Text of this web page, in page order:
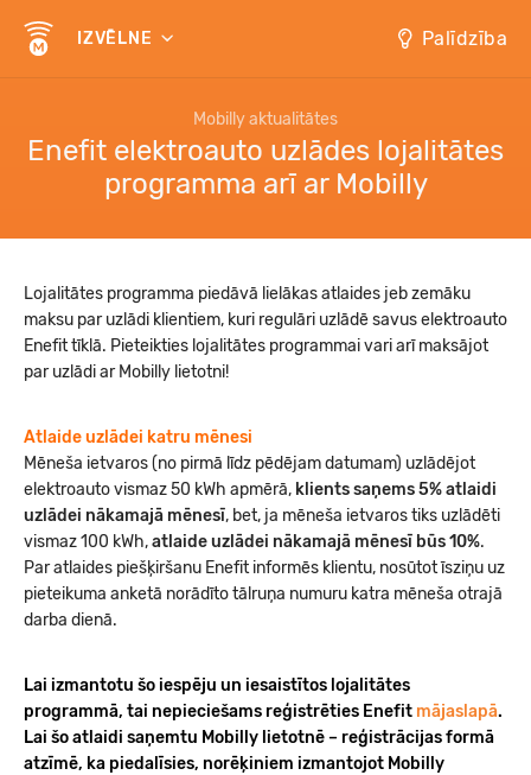
IZVĒLNE Palīdzība
Mobilly aktualitātes
Enefit elektroauto uzlādes lojalitātes
programma arī ar Mobilly
Lojalitātes programma piedāvā lielākas atlaides jeb zemāku
maksu par uzlādi klientiem, kuri regulāri uzlādē savus elektroauto
Enefit tīklā. Pieteikties lojalitātes programmai vari arī maksājot
par uzlādi ar Mobilly lietotni!
Atlaide uzlādei katru mēnesi
Mēneša ietvaros (no pirmā līdz pēdējam datumam) uzlādējot
elektroauto vismaz 50 kWh apmērā, klients saņems 5% atlaidi
uzlādei nākamajā mēnesī, bet, ja mēneša ietvaros tiks uzlādēti
vismaz 100 kWh,atlaide uzlādei nākamajā mēnesī būs 10%.
Par atlaides piešķiršanu Enefit informēs klientu, nosūtot īsziņu uz
pieteikuma anketā norādīto tālruņa numuru katra mēneša otrajā
darba dienā.
Lai izmantotu šo iespēju un iesaistītos lojalitātes
programmā, tai nepieciešams reģistrēties Enefit mājaslapā.
Lai šo atlaidi saņemtu Mobilly lietotnē – reģistrācijas formā
atzīmē, ka piedalīsies, norēķiniem izmantojot Mobilly